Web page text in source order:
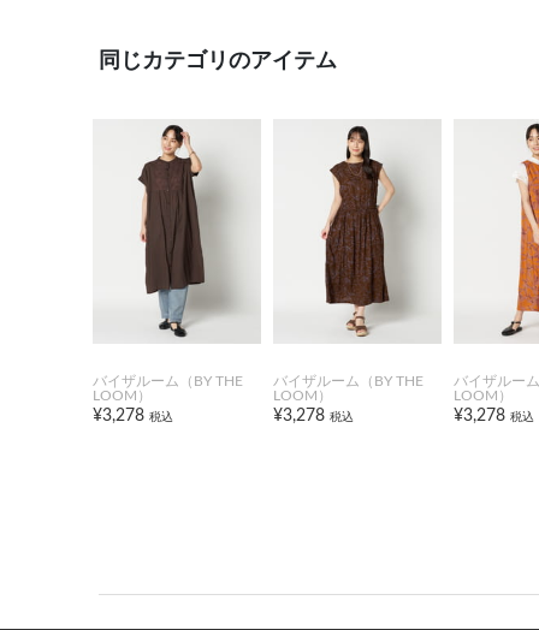
同じカテゴリのアイテム
バイザルーム（BY THE
LOOM）
¥3,278 税込
バイザルーム（BY THE
LOOM）
¥3,278 税込
バイザルー
LOOM）
¥3,278 税込